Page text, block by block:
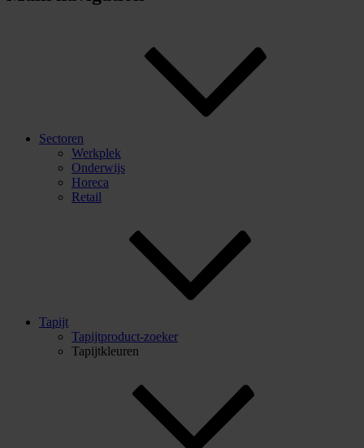
Sectoren
Werkplek
Onderwijs
Horeca
Retail
Tapijt
Tapijtproduct-zoeker
Tapijtkleuren